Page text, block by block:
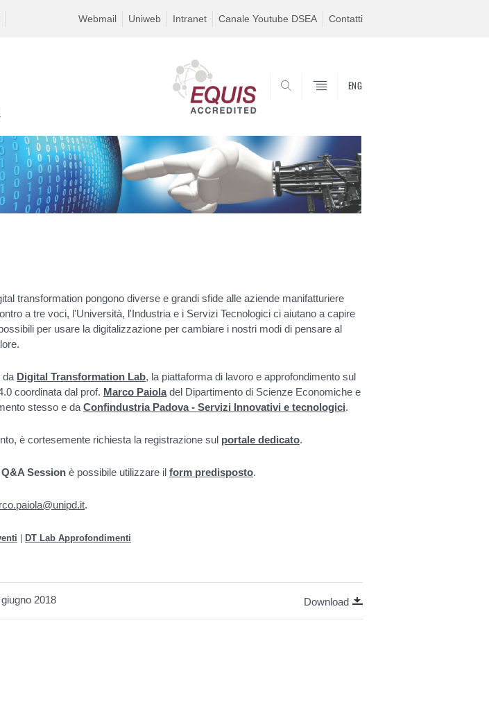
Webmail Uniweb Intranet Canale Youtube DSEA Contatti
ENG
transformation pongono diverse e grandi sfide alle aziende manifatturiere
a tre voci, l'Università, l'Industria e i Servizi Tecnologici ci aiutano a capire
per usare la digitalizzazione per cambiare i nostri modi di pensare al
da Digital Transformation Lab, la piattaforma di lavoro e approfondimento sul
coordinata dal prof. Marco Paioladel Dipartimento di Scienze Economiche e
stesso e da Confindustria Padova - Servizi Innovativi e tecnologici.
è cortesemente richiesta la registrazione sul portale dedicato.
Session è possibile utilizzare il form predisposto.
.
| DT Lab Approfondimenti
2018 Download